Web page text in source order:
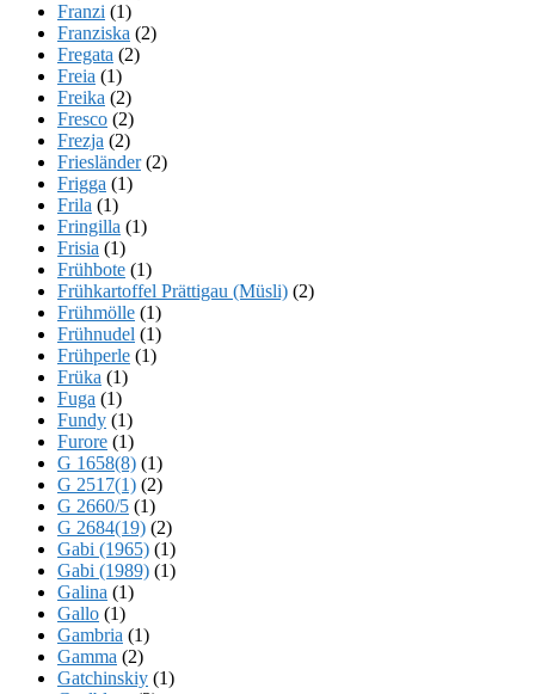
Franzi (1)
Franziska (2)
Fregata (2)
Freia (1)
Freika (2)
Fresco (2)
Frezja (2)
Friesländer(2)
Frigga (1)
Frila (1)
Fringilla (1)
Frisia (1)
Frühbote (1)
Frühkartoffel Prättigau (Müsli) (2)
Frühmölle (1)
Frühnudel (1)
Frühperle (1)
Früka (1)
Fuga (1)
Fundy (1)
Furore (1)
G 1658(8) (1)
G 2517(1) (2)
G 2660/5 (1)
G 2684(19) (2)
Gabi (1965) (1)
Gabi (1989) (1)
Galina (1)
Gallo (1)
Gambria (1)
Gamma (2)
Gatchinskiy (1)